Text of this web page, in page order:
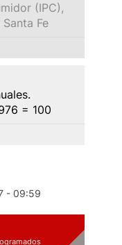
(IPC),
Fe
= 100
- 09:59